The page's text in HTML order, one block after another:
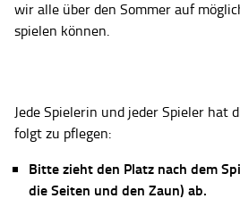
wir alle über den Sommer auf
spielen können.
Jede Spielerin und jeder Spieler hat
folgt zu pflegen:
Bitte zieht den Platz nach dem
die Seiten und den Zaun) ab.